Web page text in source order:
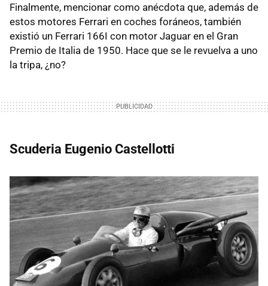
Finalmente, mencionar como anécdota que, además de
estos motores Ferrari en coches foráneos, también
existió un Ferrari 166I con motor Jaguar en el Gran
Premio de Italia de 1950. Hace que se le revuelva a uno
la tripa, ¿no?
Scuderia Eugenio Castellotti